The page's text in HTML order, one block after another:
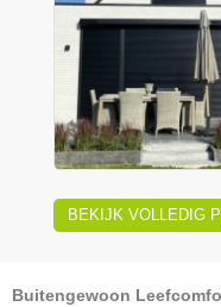
BEKIJK VOLLEDIG
Buitengewoon